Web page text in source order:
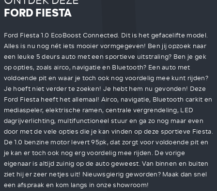
FORD FIESTA
Ford Fiesta 1.0 EcoBoost Connected. Dit is het gefacelifte model.
Alles is nu nog nét iets mooier vormgegeven! Ben jij opzoek naar
een leuke 5 deurs auto met een sportieve uitstraling? Ben je gek
op opties, zoals airco, navigatie en Bluetooth? Een auto met
voldoende pit en waar je toch ook nog voordelig mee kunt rijden?
Je hoeft niet verder te zoeken! Je hebt hem nu gevonden! Deze
Ford Fiesta heeft het allemaal! Airco, navigatie, Bluetooth carkit en
mediaspeler, elektrische ramen, centrale vergrendeling, LED
dagrijverlichting, multifunctioneel stuur en ga zo nog maar even
door met de vele opties die je kan vinden op deze sportieve Fiesta.
De 1.0 benzine motor levert 95pk, dat zorgt voor voldoende pit en
je kan er toch ook nog erg voordelig mee rijden. De vorige
eigenaar is altijd zuinig op de auto geweest. Van binnen en buiten
ziet hij er zeer netjes uit! Nieuwsgierig geworden? Maak dan snel
een afspraak en kom langs in onze showroom!